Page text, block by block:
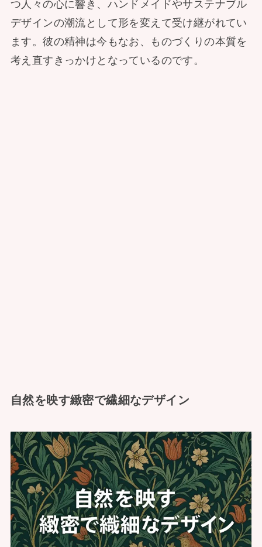
つ人々の心に響き、ハンドメイドやサステナブル
デザインの潮流として形を変えて受け継がれてい
ます。彼の精神は今もなお、ものづくりの本質を
考え直すきっかけとなっているのです。
自然を映す緻密で繊細なデザイン